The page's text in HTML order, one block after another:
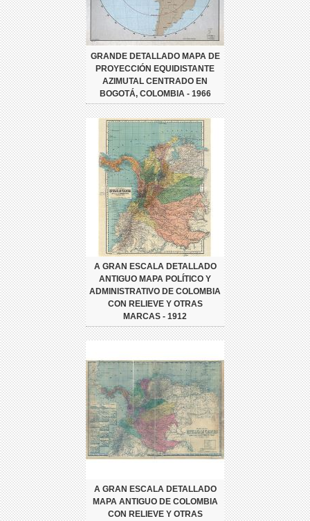
GRANDE DETALLADO MAPA DE
PROYECCIÓN EQUIDISTANTE
AZIMUTAL CENTRADO EN
BOGOTÁ, COLOMBIA - 1966
A GRAN ESCALA DETALLADO
ANTIGUO MAPA POLÍTICO Y
ADMINISTRATIVO DE COLOMBIA
CON RELIEVE Y OTRAS
MARCAS - 1912
A GRAN ESCALA DETALLADO
MAPA ANTIGUO DE COLOMBIA
CON RELIEVE Y OTRAS